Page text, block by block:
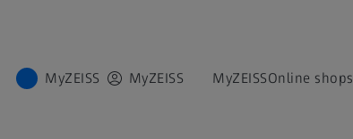
MyZEISS MyZEISS MyZEISSOnline shops